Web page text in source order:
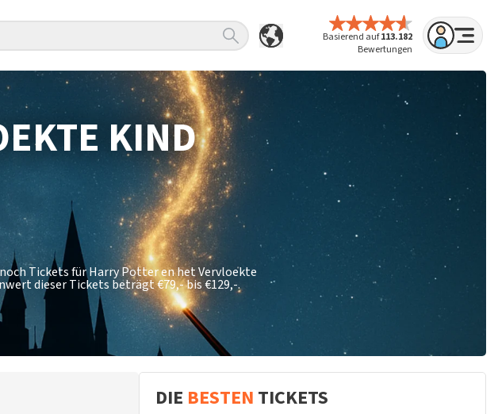
Basierend auf113.182
Bewertungen
KIND
Tickets für Harry Potter en het Vervloekte
dieser Tickets beträgt€79,- bis €129,-.
DIE BESTEN TICKETS